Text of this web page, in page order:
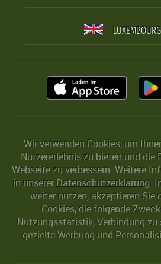
Wir verwenden Cookies, um
Nutzererlebnis zu bieten und die
Webseite zu verbessern. Weitere
in unserer Datenschutzerklärung.
weiter nutzen, akzeptieren Sie
Cookies, die folgende
Nutzungsstatistik, Verbindung zu
gezielte Werbung und